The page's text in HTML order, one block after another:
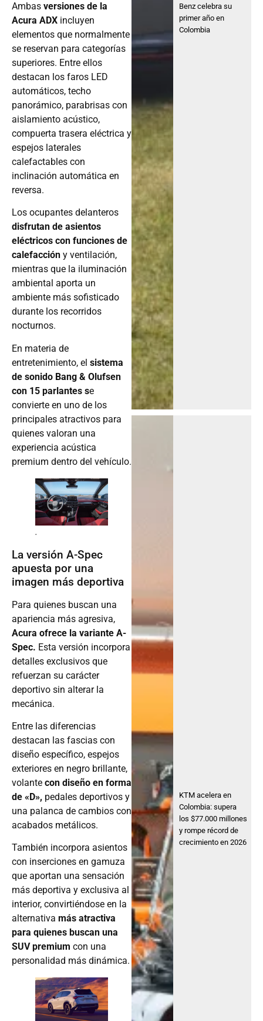
Ambas versiones de la
Acura ADX incluyen
elementos que normalmente
se reservan para categorías
superiores. Entre ellos
destacan los faros LED
automáticos, techo
panorámico, parabrisas con
aislamiento acústico,
compuerta trasera eléctrica y
espejos laterales
calefactables con
inclinación automática en
reversa.
Los ocupantes delanteros
disfrutan de asientos
eléctricos con funciones de
calefacción y ventilación,
mientras que la iluminación
ambiental aporta un
ambiente más sofisticado
durante los recorridos
nocturnos.
En materia de
entretenimiento, el sistema
de sonido Bang & Olufsen
con 15 parlantes se
convierte en uno de los
principales atractivos para
quienes valoran una
experiencia acústica
premium dentro del vehículo.
.
La versión A-Spec
apuesta por una
imagen más deportiva
Para quienes buscan una
apariencia más agresiva,
Acura ofrece la variante A-
Spec. Esta versión incorpora
detalles exclusivos que
refuerzan su carácter
deportivo sin alterar la
mecánica.
Entre las diferencias
destacan las fascias con
diseño específico, espejos
exteriores en negro brillante,
volante con diseño en forma
de «D», pedales deportivos y
una palanca de cambios con
acabados metálicos.
También incorpora asientos
con inserciones en gamuza
que aportan una sensación
más deportiva y exclusiva al
interior, convirtiéndose en la
alternativa más atractiva
para quienes buscan una
SUV premium con una
personalidad más dinámica.
Benz celebra su
primer año en
Colombia
KTM acelera en
Colombia: supera
los $77.000 millones
y rompe récord de
crecimiento en 2026